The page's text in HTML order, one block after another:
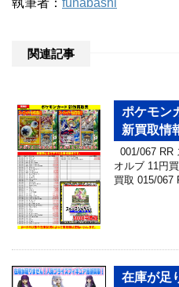
執筆者： funabashi
関連記事
ポケモン
新買取情
001/067 RR
オルブ 11円
買取 015/067
在庫が足